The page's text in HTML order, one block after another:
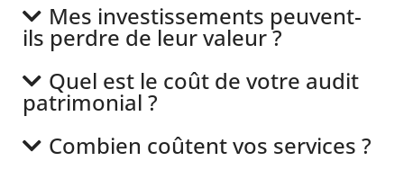
Mes investissements peuvent-
ils perdre de leur valeur ?
Quel est le coût de votre audit
patrimonial ?
Combien coûtent vos services ?